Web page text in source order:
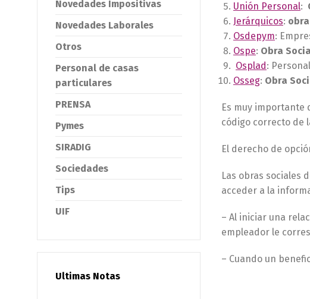
Unión Personal:
Jerárquicos:
Osdepym:
Ospe: Obra
Osplad:
Osseg: Obra
Es muy importante
código correcto de
El derecho de
Las obras sociales
acceder a la
– Al iniciar una
empleador le
– Cuando un
Novedades Impositivas
Novedades Laborales
Otros
Personal de casas
particulares
PRENSA
Pymes
SIRADIG
Sociedades
Tips
UIF
Ultimas Notas